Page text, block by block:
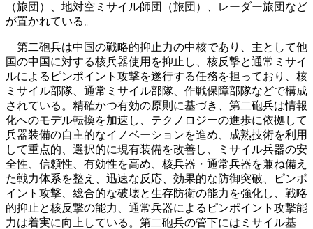
（旅団）、地対空ミサイル師団（旅団）、レーダー旅団など
が置かれている。
第二砲兵は中国の戦略的抑止力の中核であり、主として他
国の中国に対する核兵器使用を抑止し、核反撃と通常ミサイ
ルによるピンポイント攻撃を遂行する任務を担っており、核
ミサイル部隊、通常ミサイル部隊、作戦保障部隊などで構成
されている。精確かつ有効の原則に基づき、第二砲兵は情報
化へのモデル転換を加速し、テクノロジーの進歩に依拠して
兵器装備の自主的なイノベーションを進め、成熟技術を利用
して重点的、選択的に現有装備を改善し、ミサイル兵器の安
全性、信頼性、有効性を高め、核兵器・通常兵器を兼ね備え
た戦力体系を整え、迅速な反応、効果的な防御突破、ピンポ
イント攻撃、総合的な破壊と生存防衛の能力を強化し、戦略
的抑止と核反撃の能力、通常兵器によるピンポイント攻撃能
力は着実に向上している。第二砲兵の管下にはミサイル基